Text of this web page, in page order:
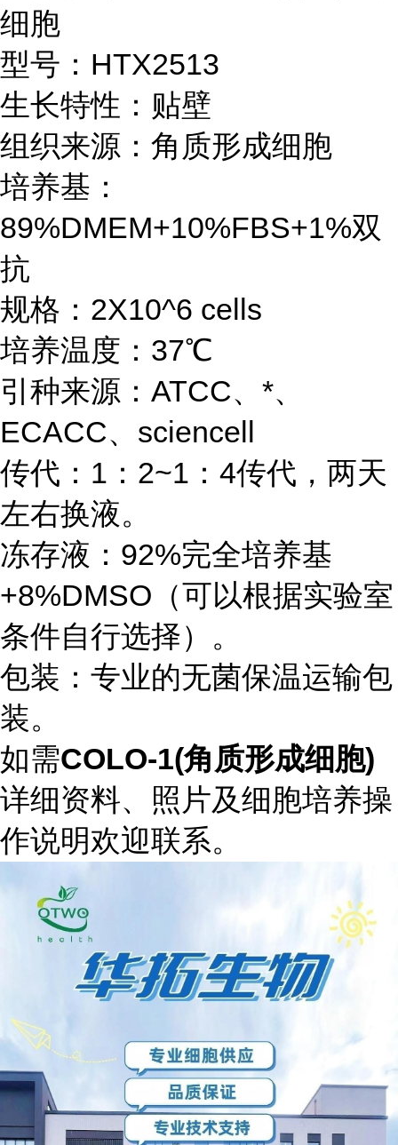
细胞
型号：HTX2513
生长特性：贴壁
组织来源：角质形成细胞
培养基：
89%DMEM+10%FBS+1%双
抗
规格：2X10^6 cells
培养温度：37℃
引种来源：ATCC、*、
ECACC、sciencell
传代：1：2~1：4传代，两天
左右换液。
冻存液：92%完全培养基
+8%DMSO（可以根据实验室
条件自行选择）。
包装：专业的无菌保温运输包
装。
如需COLO-1(角质形成细胞)
详细资料、照片及细胞培养操
作说明欢迎联系。